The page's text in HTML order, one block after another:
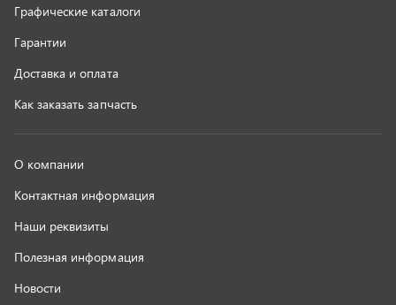
+7 (351) 211-16-93
+7 (3513) 53-18-18
г. Миасс, Объездная дорога, д. 2/14
z@uralst.ru
ООО «УралСпецТранс»
Политика конфиденциальности